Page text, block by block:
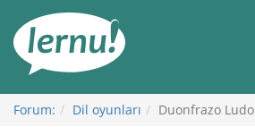
Görüntüleme
Forum: Dil oyunları Duonfrazo Ludo